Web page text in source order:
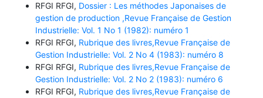
RFGI RFGI, Dossier : Les méthodes Japonaises de
gestion de production ,Revue Française de Gestion
Industrielle: Vol. 1 No 1 (1982): numéro 1
RFGI RFGI, Rubrique des livres,Revue Française de
Gestion Industrielle: Vol. 2 No 4 (1983): numéro 8
RFGI RFGI, Rubrique des livres,Revue Française de
Gestion Industrielle: Vol. 2 No 2 (1983): numéro 6
RFGI RFGI, Rubrique des livres,Revue Française de